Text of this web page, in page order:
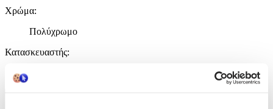
Χρώμα:
Πολύχρωμο
Κατασκευαστής: